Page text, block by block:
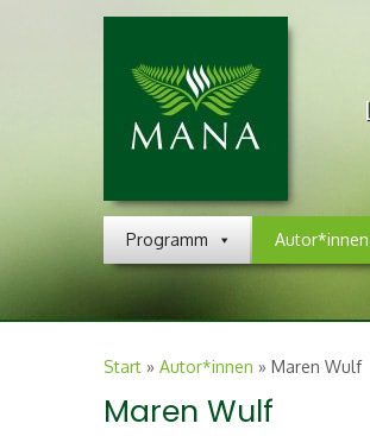
Programm Autor*innen
Start » Autor*innen » Maren Wulf
Maren Wulf